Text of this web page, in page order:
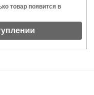
товар появится в